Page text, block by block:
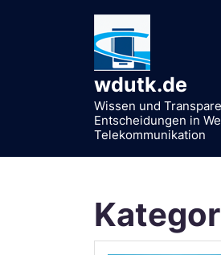
wdutk.de
Wissen und
Entscheidungen in
Telekommunikation